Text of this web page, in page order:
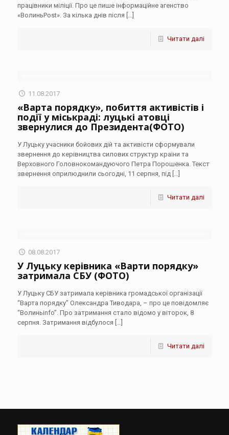
працівники міліції. Про це пише інформаційне агенство
«ВолиньPost». За кілька днів після […]
Читати далі
11.08.2017
«Варта порядку», побиття активістів і
події у міськраді: луцькі атовці
звернулися до Президента(ФОТО)
У Луцьку учасники бойових дій та активісти сформували
звернення до керівництва силових структур країни та
Верховного Головнокомандуючого Петра Порошенка. Текст
звернення оприлюднили сьогодні, 11 серпня, під[…]
Читати далі
08.08.2017
У Луцьку керівника «Варти порядку»
затримала СБУ (ФОТО)
У Луцьку СБУ затримала керівника громадської організації
“Варта порядку” Олександра Тиводара, – про це повідомляє
“Волиньinfo”. Про затримання стало відомо у віторок, 8
серпня. Затримання відбулося […]
Читати далі